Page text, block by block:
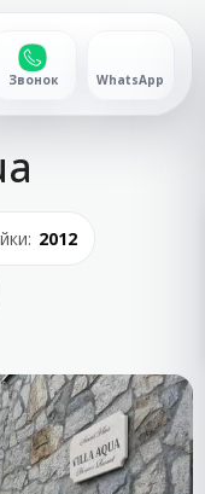
Звонок WhatsApp
2012